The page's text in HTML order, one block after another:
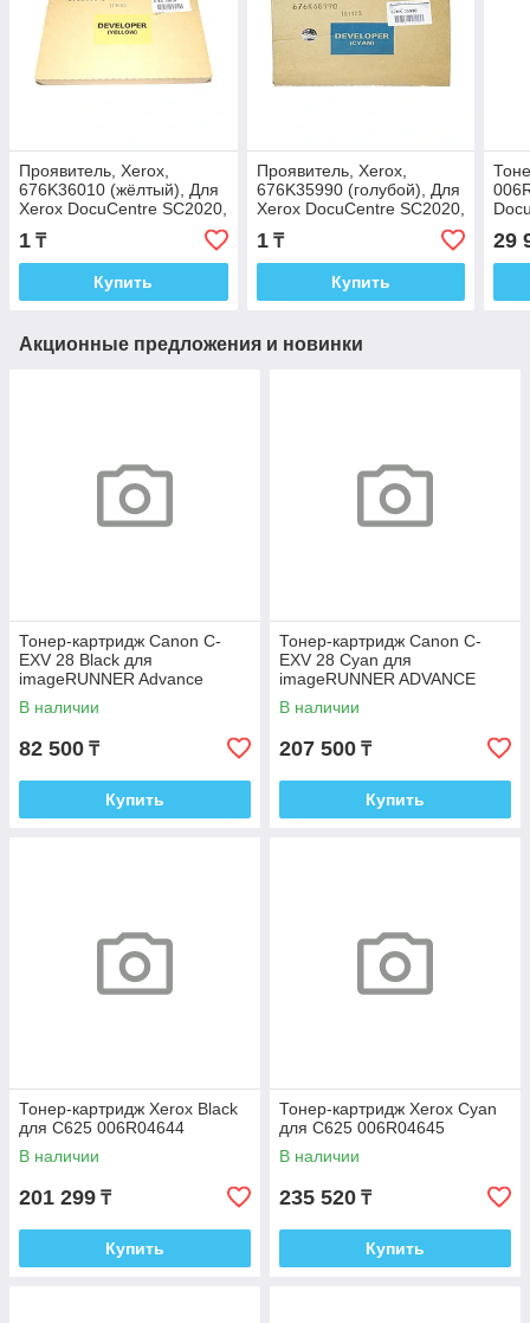
Проявитель, Xerox,
676K36010 (жёлтый), Для
Xerox DocuCentre SC2020,
38 000 страниц (А4)
1 ₸
Купить
Проявитель, Xerox,
676K35990 (голубой), Для
Xerox DocuCentre SC2020,
38 000 страниц (А4)
1₸
Купить
29
Акционные предложения и новинки
Тонер-картридж Canon C-
EXV 28 Black для
imageRUNNER Advance
C5045/C5051/C5250/C5255
2789B002
В наличии
82 500 ₸
Купить
Тонер-картридж Canon C-
EXV 28 Cyan для
imageRUNNER ADVANCE
C5000 2793B002
В наличии
207 500 ₸
Купить
Тонер-картридж Xerox Black
для C625 006R04644
В наличии
201 299 ₸
Купить
Тонер-картридж Xerox Cyan
для C625 006R04645
В наличии
235 520 ₸
Купить